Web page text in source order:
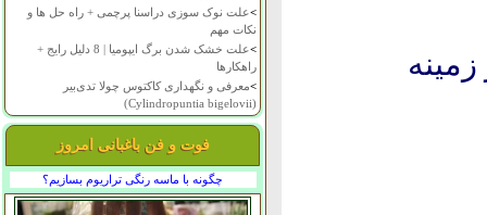
>علت نوک سوزی دراسنا پرچمی + راه حل ها و
نکات مهم
>
علت خشک شدن برگ ایپومیا | 8 دلیل رایج +
راهکارها
>معرفی و نگهداری کاکتوس چولا تدی‌بیر
(Cylindropuntia bigelovii)
فوت و فن باغبانی امروز
چگونه با ماسه رنگی تراریوم بسازیم؟